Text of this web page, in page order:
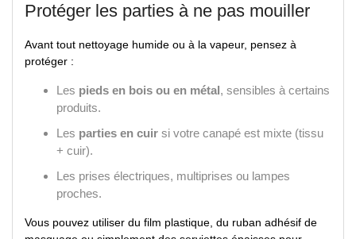
Protéger les parties à ne pas mouiller
Avant tout nettoyage humide ou à la vapeur, pensez à
protéger :
Les pieds en bois ou en métal, sensibles à certains
produits.
Les parties en cuir si votre canapé est mixte (tissu
+ cuir).
Les prises électriques, multiprises ou lampes
proches.
Vous pouvez utiliser du film plastique, du ruban adhésif de